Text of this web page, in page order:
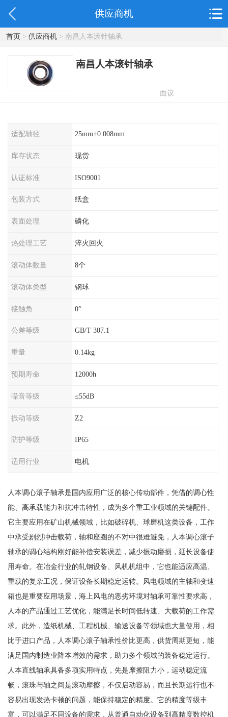
供应商机
首页> 供应商机> 南昌人本滚针轴承
南昌人本滚针轴承
面议
适配轴径 25mm±0.008mm
库存状态 现货
认证标准 ISO9001
包装方式 纸盒
表面处理 磷化
热处理工艺 淬火回火
滚动体数量 8个
滚动体类型 钢球
接触角 0°
公差等级 GB/T 307.1
重量 0.14kg
预期寿命 12000h
噪音等级 ≤55dB
振动等级 Z2
防护等级 IP65
适用行业 电机
人本调心滚子轴承是国内应用广泛的核心传动部件，凭借的调心性
能、高承载能力和抗冲击特性，成为多个重工业领域的关键配件。
它主要应用在矿山机械领域，比如破碎机、球磨机这类设备，工作
中承受剧烈冲击载荷，轴和座圈的不对中很难避免，人本调心滚子
轴承的调心结构刚好能补偿安装误差，减少振动磨损，延长设备使
用寿命。在冶金行业的轧钢设备、风机机组中，它也能适应高温、
重载的复杂工况，保证设备长期稳定运转。风电领域的主轴和变速
箱也是重要应用场景，海上风电的恶劣环境对轴承可靠性要求高，
人本的产品通过工艺优化，能满足长时间低转速、大载荷的工作需
求。此外，造纸机械、工程机械、输送设备等领域也大量使用，相
比于进口产品，人本调心滚子轴承性价比更高，供货周期更短，能
满足国内制造业降本增效的需求，助力多个领域的装备稳定运行。
人本直线轴承具备多项实用特点，先是摩擦阻力小，运动稳定流
畅，滚珠与轴之间是滚动摩擦，不仅启动容易，而且长期运行也不
容易出现发热卡顿的问题，能保持稳定的精度。它的精度等级丰
富，可以满足不同设备的需求，从普通自动化设备到高精度数控机